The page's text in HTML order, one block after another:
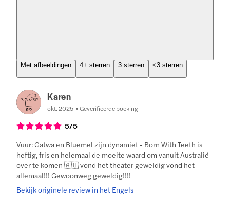
Met afbeeldingen 4+ sterren 3 sterren <3 sterren
Karen
okt. 2025 Geverifieerde boeking
5/5
Vuur: Gatwa en Bluemel zijn dynamiet - Born With Teeth is
heftig, fris en helemaal de moeite waard om vanuit Australië
over te komen 🇦🇺 vond het theater geweldig vond het
allemaal!!! Gewoonweg geweldig!!!!
Bekijk originele review in het Engels